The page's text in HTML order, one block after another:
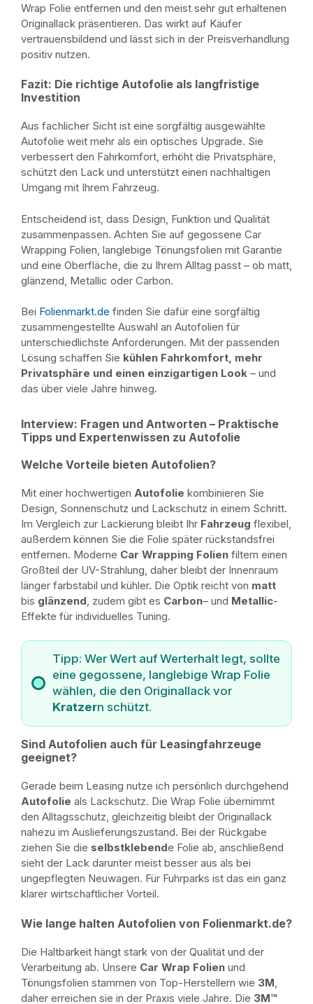
Wrap Folie entfernen und den meist sehr gut erhaltenen
Originallack präsentieren. Das wirkt auf Käufer
vertrauensbildend und lässt sich in der Preisverhandlung
positiv nutzen.
Fazit: Die richtige Autofolie als langfristige
Investition
Aus fachlicher Sicht ist eine sorgfältig ausgewählte
Autofolie weit mehr als ein optisches Upgrade. Sie
verbessert den Fahrkomfort, erhöht die Privatsphäre,
schützt den Lack und unterstützt einen nachhaltigen
Umgang mit Ihrem Fahrzeug.
Entscheidend ist, dass Design, Funktion und Qualität
zusammenpassen. Achten Sie auf gegossene Car
Wrapping Folien, langlebige Tönungsfolien mit Garantie
und eine Oberfläche, die zu Ihrem Alltag passt – ob matt,
glänzend, Metallic oder Carbon.
Bei Folienmarkt.de finden Sie dafür eine sorgfältig
zusammengestellte Auswahl an Autofolien für
unterschiedlichste Anforderungen. Mit der passenden
Lösung schaffen Sie kühlen Fahrkomfort, mehr
Privatsphäre und einen einzigartigen Look – und
das über viele Jahre hinweg.
Interview: Fragen und Antworten – Praktische
Tipps und Expertenwissen zu Autofolie
Welche Vorteile bieten Autofolien?
Mit einer hochwertigen Autofolie kombinieren Sie
Design, Sonnenschutz und Lackschutz in einem Schritt.
Im Vergleich zur Lackierung bleibt Ihr Fahrzeug flexibel,
außerdem können Sie die Folie später rückstandsfrei
entfernen. Moderne Car Wrapping Folien filtern einen
Großteil der UV-Strahlung, daher bleibt der Innenraum
länger farbstabil und kühler. Die Optik reicht von matt
bis glänzend, zudem gibt es Carbon– und Metallic-
Effekte für individuelles Tuning.
Tipp: Wer Wert auf Werterhalt legt, sollte
eine gegossene, langlebige Wrap Folie
wählen, die den Originallack vor
Kratzern schützt.
Sind Autofolien auch für Leasingfahrzeuge
geeignet?
Gerade beim Leasing nutze ich persönlich durchgehend
Autofolie als Lackschutz. Die Wrap Folie übernimmt
den Alltagsschutz, gleichzeitig bleibt der Originallack
nahezu im Auslieferungszustand. Bei der Rückgabe
ziehen Sie die selbstklebende Folie ab, anschließend
sieht der Lack darunter meist besser aus als bei
ungepflegten Neuwagen. Für Fuhrparks ist das ein ganz
klarer wirtschaftlicher Vorteil.
Wie lange halten Autofolien von Folienmarkt.de?
Die Haltbarkeit hängt stark von der Qualität und der
Verarbeitung ab. Unsere Car Wrap Folien und
Tönungsfolien stammen von Top-Herstellern wie 3M,
daher erreichen sie in der Praxis viele Jahre. Die 3M™